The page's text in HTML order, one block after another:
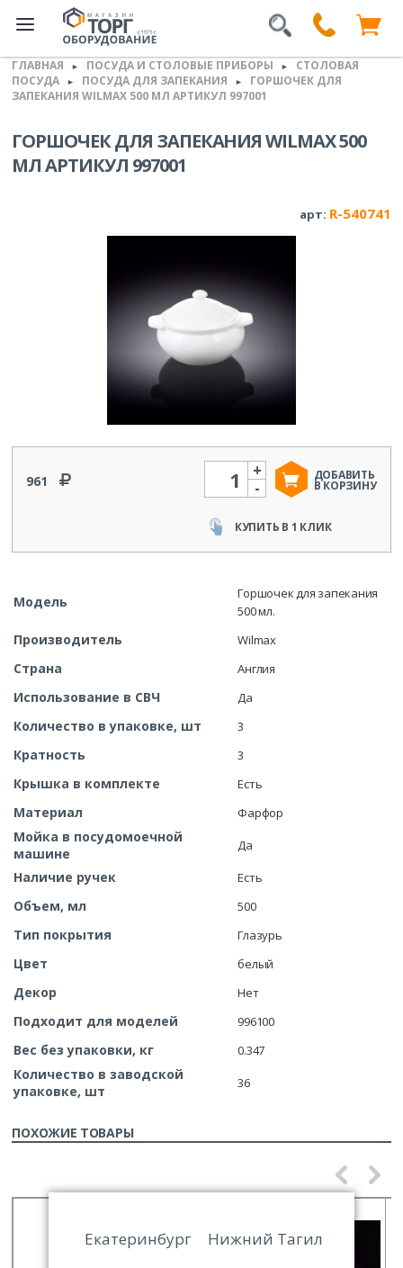
ГЛАВНАЯ ► ПОСУДА И СТОЛОВЫЕ ПРИБОРЫ ►
СТОЛОВАЯ
ПОСУДА
► ПОСУДА ДЛЯ ЗАПЕКАНИЯ ►
ГОРШОЧЕК ДЛЯ
ЗАПЕКАНИЯ WILMAX 500 МЛ АРТИКУЛ 997001
ГОРШОЧЕК ДЛЯ ЗАПЕКАНИЯ WILMAX 500
МЛ АРТИКУЛ 997001
арт: R-540741
961
Количество
-
+ ДОБАВИТЬ
В КОРЗИНУ
КУПИТЬ В 1 КЛИК
Модель
Горшочек для запекания
500 мл.
Производитель Wilmax
Страна Англия
Использование в СВЧ Да
Количество в упаковке, шт 3
Кратность 3
Крышка в комплекте Есть
Материал Фарфор
Мойка в посудомоечной
машине
Да
Наличие ручек Есть
Объем, мл 500
Тип покрытия Глазурь
Цвет белый
Декор Нет
Подходит для моделей 996100
Вес без упаковки, кг 0.347
Количество в заводской
упаковке, шт
36
ПОХОЖИЕ ТОВАРЫ
Екатеринбург
Нижний Тагил